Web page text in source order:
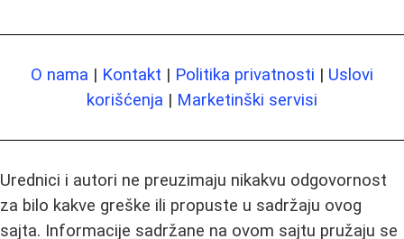
O nama | Kontakt | Politika privatnosti | Uslovi
korišćenja | Marketinški servisi
Urednici i autori ne preuzimaju nikakvu odgovornost
za bilo kakve greške ili propuste u sadržaju ovog
sajta. Informacije sadržane na ovom sajtu pružaju se